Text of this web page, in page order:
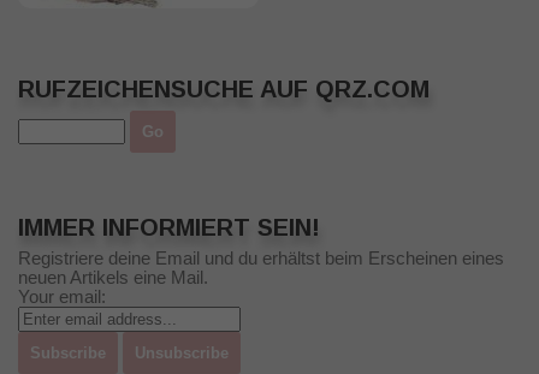
RUFZEICHENSUCHE AUF QRZ.COM
IMMER INFORMIERT SEIN!
Registriere deine Email und du erhältst beim Erscheinen eines
neuen Artikels eine Mail.
Your email: